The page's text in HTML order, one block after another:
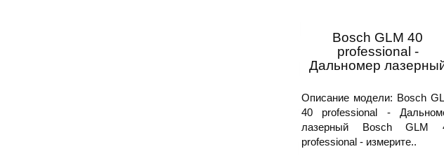
Bosch GLM 40
professional -
Дальномер
Описание модели: Bosch
40 professional -
лазерный Bosch GLM
professional - измерите..